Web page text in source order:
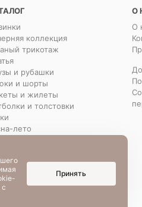
коллекция
трикотаж
и рубашки
и шорты
и жилеты
и толстовки
лето
О
О
с
Принять